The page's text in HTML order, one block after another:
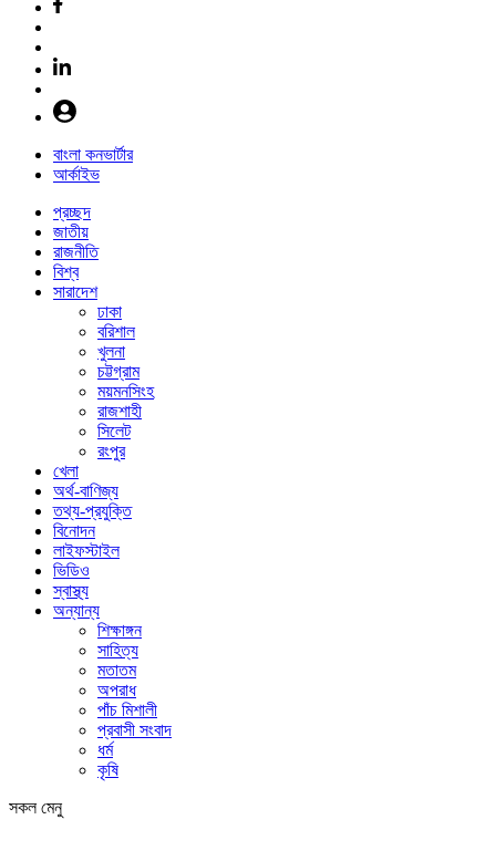
বাংলা কনভার্টার
আর্কাইভ
প্রচ্ছদ
জাতীয়
রাজনীতি
বিশ্ব
সারাদেশ
ঢাকা
বরিশাল
খুলনা
চট্টগ্রাম
ময়মনসিংহ
রাজশাহী
সিলেট
রংপুর
খেলা
অর্থ-বাণিজ্য
তথ্য-প্রযুক্তি
বিনোদন
লাইফস্টাইল
ভিডিও
স্বাস্থ্য
অন্যান্য
শিক্ষাঙ্গন
সাহিত্য
মতাতম
অপরাধ
পাঁচ মিশালী
প্রবাসী সংবাদ
ধর্ম
কৃষি
সকল মেনু